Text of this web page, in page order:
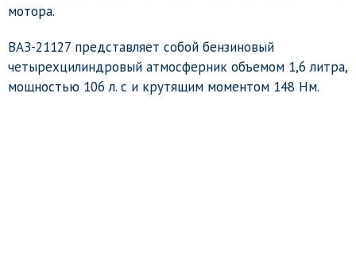
мотора.
ВАЗ-21127 представляет собой бензиновый
четырехцилиндровый атмосферник объемом 1,6 литра,
мощностью 106 л. с и крутящим моментом 148 Нм.